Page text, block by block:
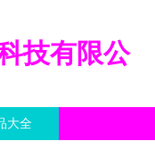
技有限公
大全